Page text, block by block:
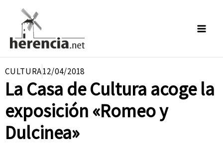
contenido
CULTURA12/04/2018
La Casa de Cultura acoge la
exposición «Romeo y
Dulcinea»